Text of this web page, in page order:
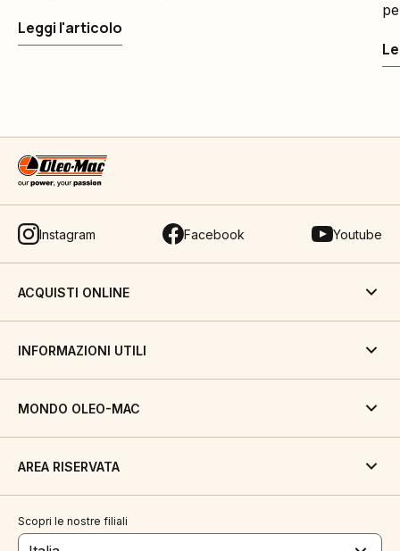
Leggi l'articolo
Instagram Facebook Youtube
ACQUISTI ONLINE
INFORMAZIONI UTILI
MONDO OLEO-MAC
AREA RISERVATA
Scopri le nostre filiali